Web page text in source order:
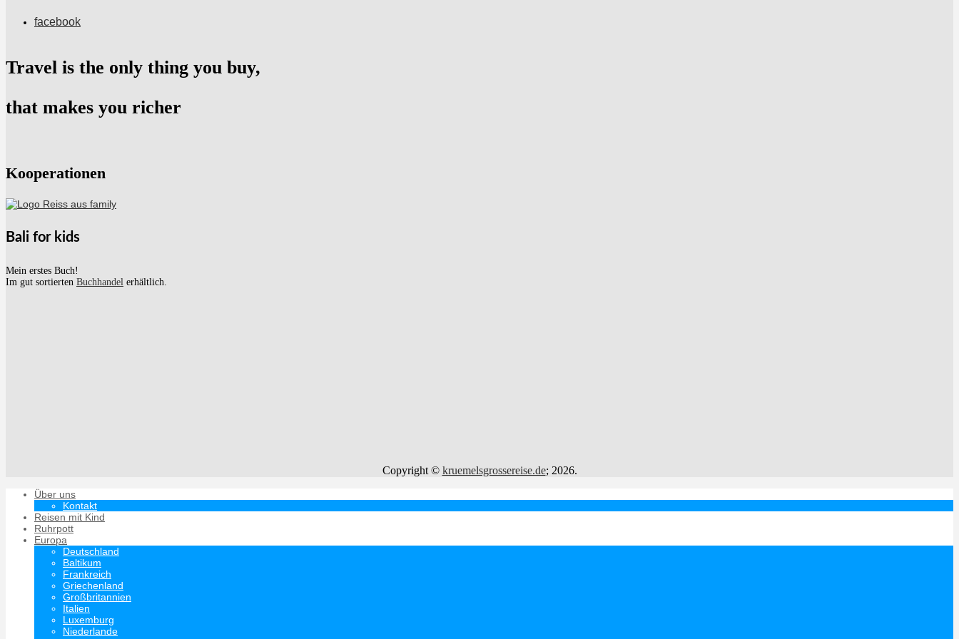
facebook
Travel is the only thing you buy,
that makes you richer
Kooperationen
Bali for kids
Mein erstes Buch!
Im gut sortierten Buchhandel erhältlich.
Copyright © kruemelsgrossereise.de; 2026.
Über uns
Kontakt
Reisen mit Kind
Ruhrpott
Europa
Deutschland
Baltikum
Frankreich
Griechenland
Großbritannien
Italien
Luxemburg
Niederlande